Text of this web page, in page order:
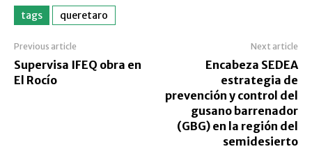
tags queretaro
Previous article
Supervisa IFEQ obra en
El Rocío
Next article
Encabeza SEDEA
estrategia de
prevención y control del
gusano barrenador
(GBG) en la región del
semidesierto